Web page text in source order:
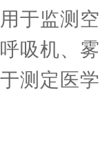
于监测
吸机、
测定医